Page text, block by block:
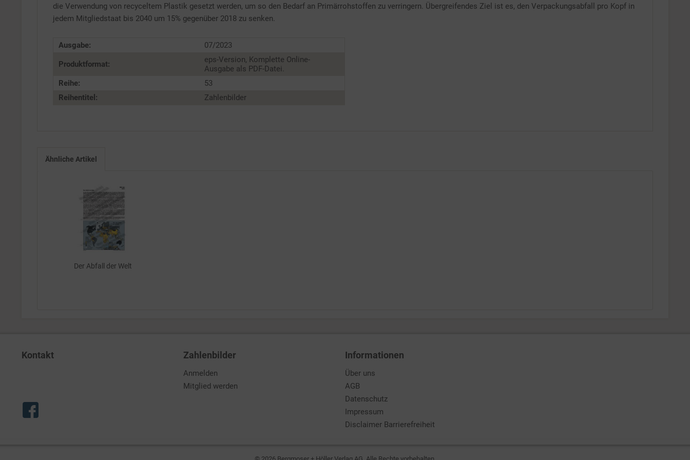
die Verwendung von recyceltem Plastik gesetzt werden, um so den Bedarf an Primärrohstoffen zu verringern. Übergreifendes Ziel ist es, den Verpackungsabfall pro Kopf in
jedem Mitgliedstaat bis 2040 um 15% gegenüber 2018 zu senken.
Ausgabe: 07/2023
Produktformat:
eps-Version, Komplette Online-
Ausgabe als PDF-Datei.
Reihe:
53
Reihentitel:
Zahlenbilder
Ähnliche Artikel
Der Abfall der Welt
Kontakt Zahlenbilder
Anmelden
Mitglied werden
Informationen
Über uns
AGB
Datenschutz
Impressum
Disclaimer Barrierefreiheit